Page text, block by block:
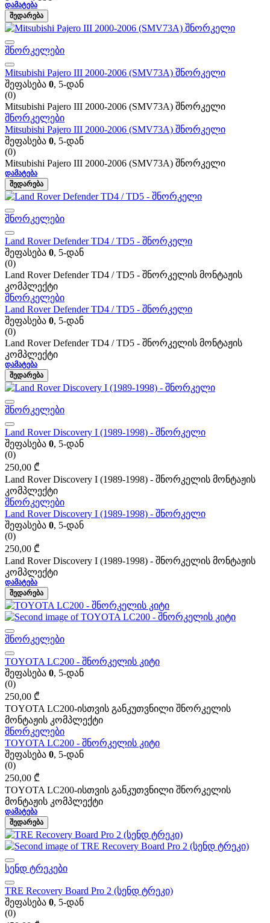
ᲓᲐᲛᲐᲢᲔᲑᲐ
ᲨᲔᲓᲐᲠᲔᲑᲐ
შნორკელები
Mitsubishi Pajero III 2000-2006 (SMV73A) შნორკელი
შეფასება 0, 5-დან
(0)
Mitsubishi Pajero III 2000-2006 (SMV73A) შნორკელი
შნორკელები
Mitsubishi Pajero III 2000-2006 (SMV73A) შნორკელი
შეფასება 0, 5-დან
(0)
Mitsubishi Pajero III 2000-2006 (SMV73A) შნორკელი
ᲓᲐᲛᲐᲢᲔᲑᲐ
ᲨᲔᲓᲐᲠᲔᲑᲐ
შნორკელები
Land Rover Defender TD4 / TD5 - შნორკელი
შეფასება 0, 5-დან
(0)
Land Rover Defender TD4 / TD5 - შნორკელის მონტაჟის
კომპლექტი
შნორკელები
Land Rover Defender TD4 / TD5 - შნორკელი
შეფასება 0, 5-დან
(0)
Land Rover Defender TD4 / TD5 - შნორკელის მონტაჟის
კომპლექტი
ᲓᲐᲛᲐᲢᲔᲑᲐ
ᲨᲔᲓᲐᲠᲔᲑᲐ
შნორკელები
Land Rover Discovery I (1989-1998) - შნორკელი
შეფასება 0, 5-დან
(0)
250,00 ₾
Land Rover Discovery I (1989-1998) - შნორკელის მონტაჟის
კომპლექტი
შნორკელები
Land Rover Discovery I (1989-1998) - შნორკელი
შეფასება 0, 5-დან
(0)
250,00 ₾
Land Rover Discovery I (1989-1998) - შნორკელის მონტაჟის
კომპლექტი
ᲓᲐᲛᲐᲢᲔᲑᲐ
ᲨᲔᲓᲐᲠᲔᲑᲐ
შნორკელები
TOYOTA LC200 - შნორკელის კიტი
შეფასება 0, 5-დან
(0)
250,00 ₾
TOYOTA LC200-ისთვის განკუთვნილი შნორკელის
მონტაჟის კომპლექტი
შნორკელები
TOYOTA LC200 - შნორკელის კიტი
შეფასება 0, 5-დან
(0)
250,00 ₾
TOYOTA LC200-ისთვის განკუთვნილი შნორკელის
მონტაჟის კომპლექტი
ᲓᲐᲛᲐᲢᲔᲑᲐ
ᲨᲔᲓᲐᲠᲔᲑᲐ
სენდ ტრეკები
TRE Recovery Board Pro 2 (სენდ ტრეკი)
შეფასება 0, 5-დან
(0)